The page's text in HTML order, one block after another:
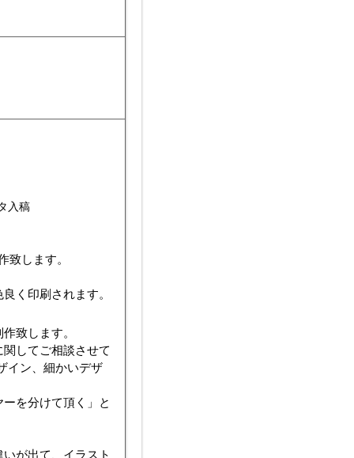
入稿
致します。
く印刷されます。
致します。
してご相談させて
イン、細かいデザ
を分けて頂く」と
が出て、イラスト